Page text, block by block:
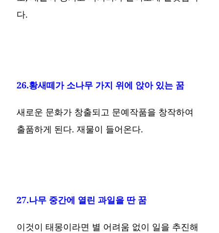
다.
26.황새떼가 소나무 가지 위에 앉아 있는 꿈
새로운 문화가 창출되고 문예작품을 창작하여
출품하게 된다. 재물이 들어온다.
27.나무 중간에 열린 과일을 딴 꿈
이것이 태몽이라면 별 어려움 없이 일을 추진해